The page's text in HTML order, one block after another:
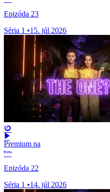
Epizóda 23
Séria 1 •15. júl 2026
Premium na
Epizóda 22
Séria 1 •14. júl 2026